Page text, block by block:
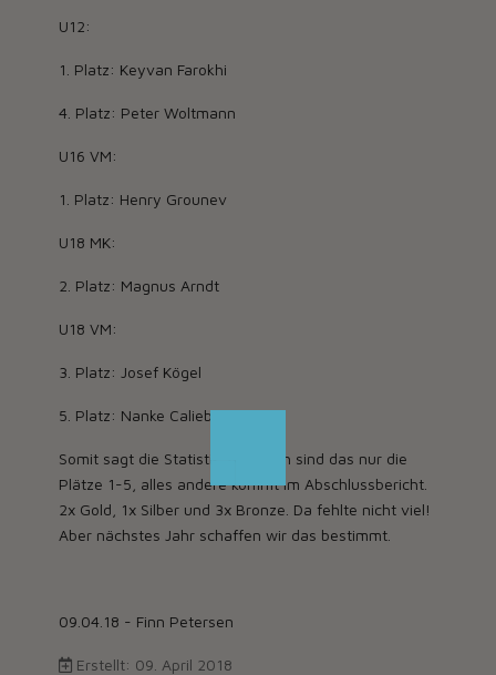
U12:
1. Platz: Keyvan Farokhi
4. Platz: Peter Woltmann
U16 VM:
1. Platz: Henry Grounev
U18 MK:
2. Platz: Magnus Arndt
U18 VM:
3. Platz: Josef Kögel
5. Platz: Nanke Caliebe
Somit sagt die Statistik. Natürlich sind das nur die
Plätze 1-5, alles andere kommt im Abschlussbericht.
2x Gold, 1x Silber und 3x Bronze. Da fehlte nicht viel!
Aber nächstes Jahr schaffen wir das bestimmt.
09.04.18 - Finn Petersen
Erstellt: 09. April 2018